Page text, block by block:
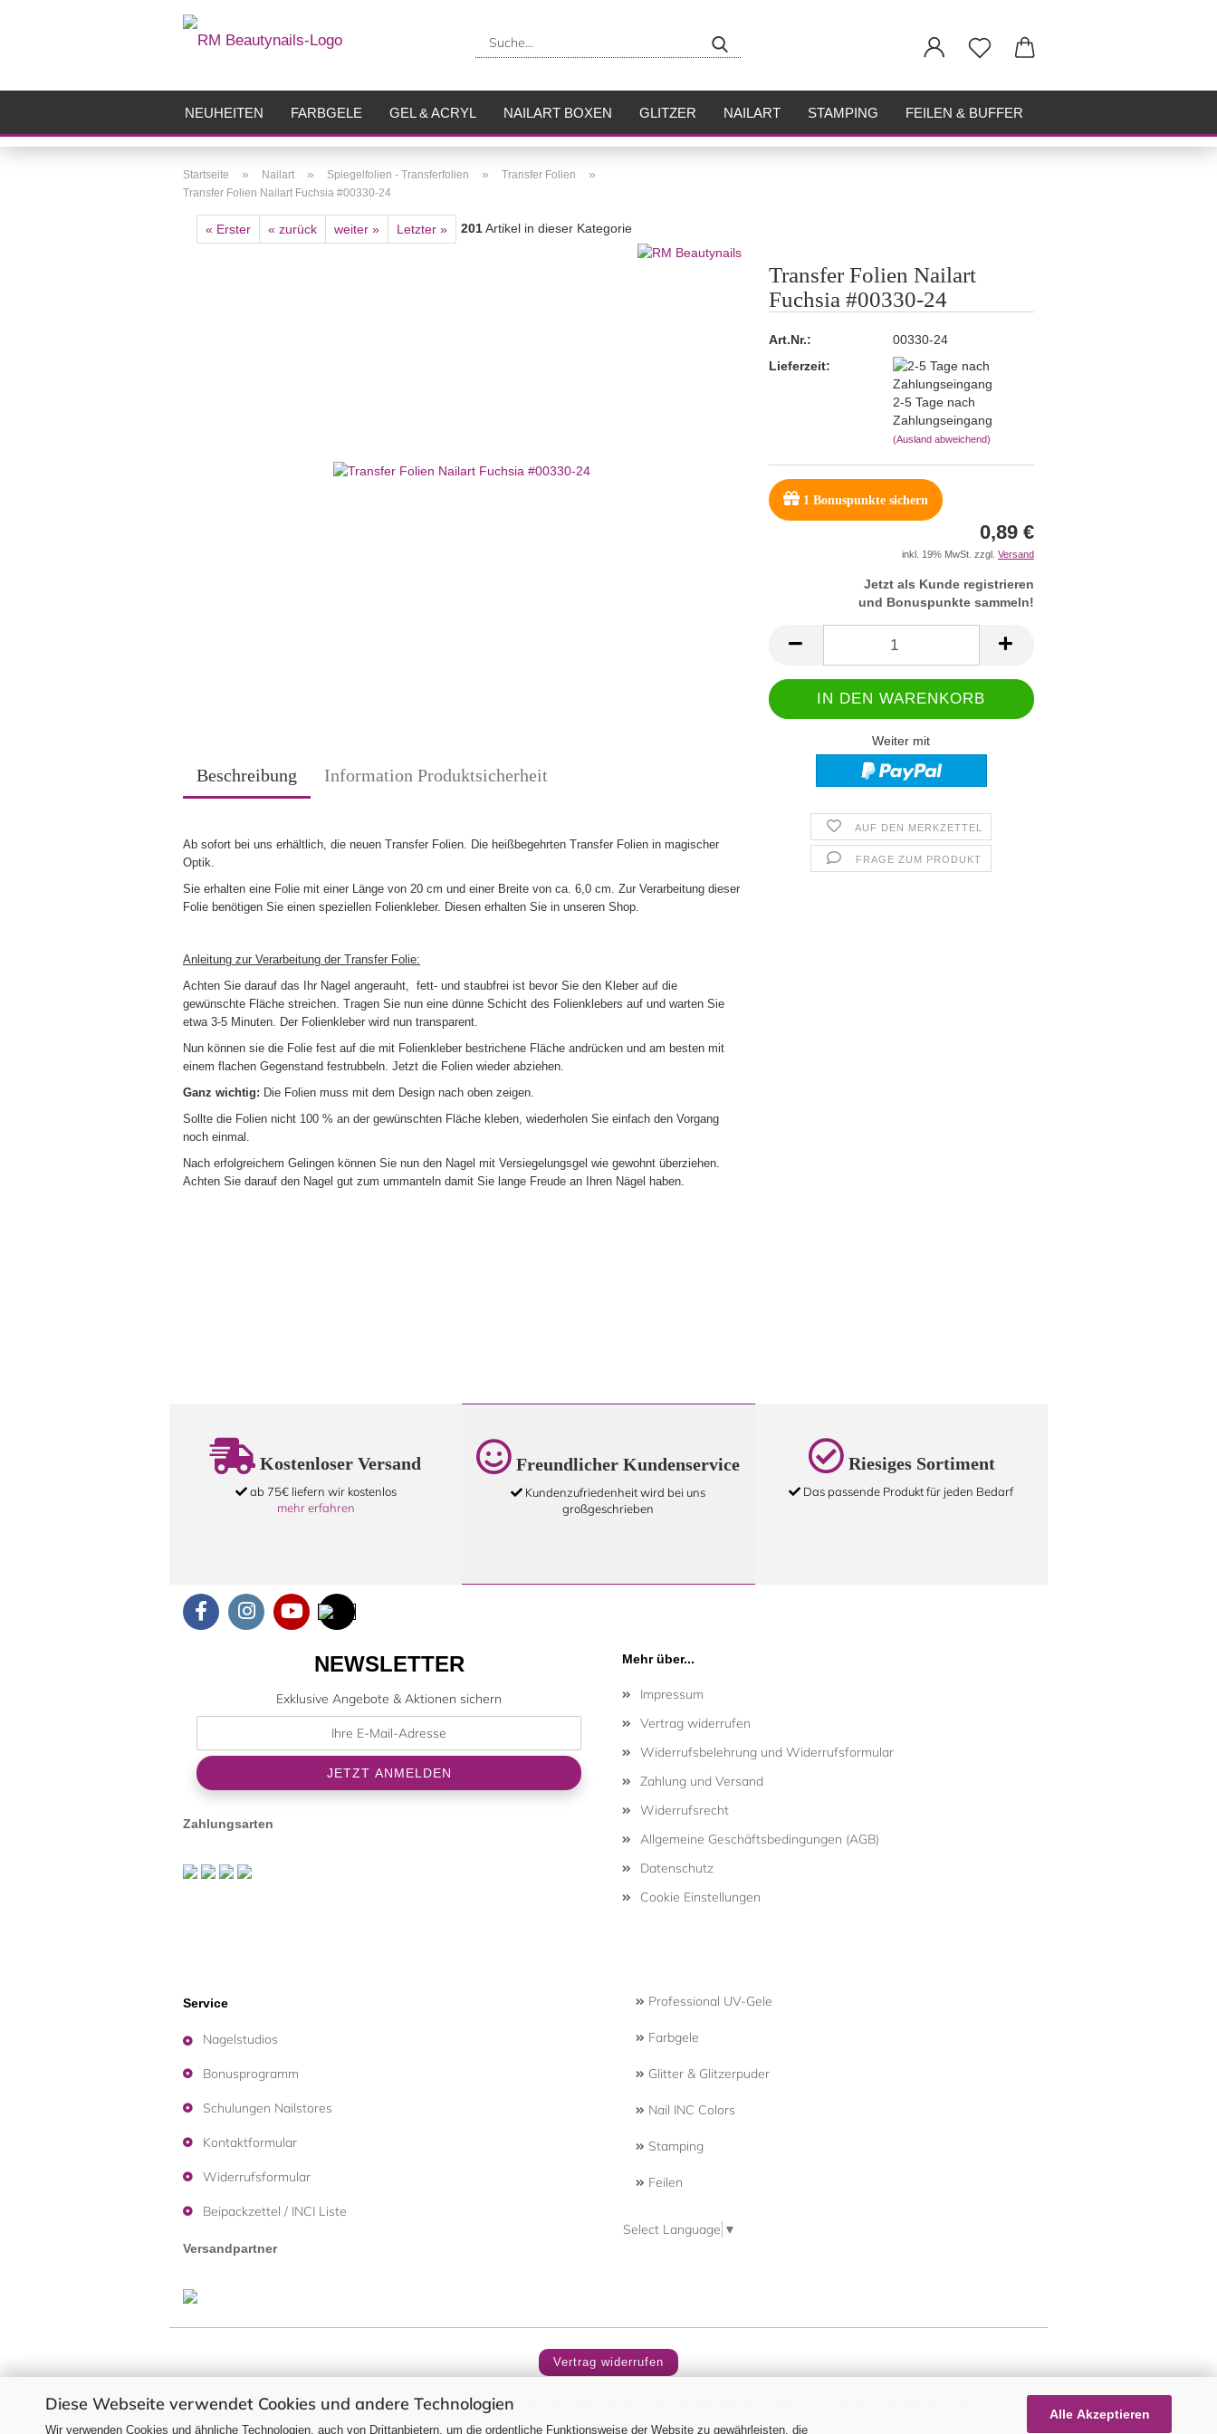
Diese Webseite verwendet Cookies und andere Technologien
Wir verwenden Cookies und ähnliche Technologien, auch von Drittanbietern, um die ordentliche Funktionsweise der Website zu gewährleisten, die
Alle Akzeptieren
NEUHEITEN FARBGELE GEL & ACRYL NAILART BOXEN GLITZER NAILART STAMPING FEILEN & BUFFER
Startseite » Nailart » Spiegelfolien - Transferfolien » Transfer Folien »
Transfer Folien Nailart Fuchsia #00330-24
« Erster « zurück weiter » Letzter » 201Artikel in dieser Kategorie
Transfer Folien Nailart
Fuchsia #00330-24
Art.Nr.:
00330-24
Lieferzeit:
2-5 Tage nach
Zahlungseingang
(Ausland abweichend)
1Bonuspunkte sichern
0,89 €
inkl. 19% MwSt. zzgl. Versand
Jetzt als Kunde registrieren
und Bonuspunkte sammeln!
Weiter mit
AUF DEN MERKZETTEL
FRAGE ZUM PRODUKT
Beschreibung Information Produktsicherheit
Ab sofort bei uns erhältlich, die neuen Transfer Folien. Die heißbegehrten Transfer Folien in magischer
Optik.
Sie erhalten eine Folie mit einer Länge von 20 cm und einer Breite von ca. 6,0 cm. Zur Verarbeitung dieser
Folie benötigen Sie einen speziellen Folienkleber. Diesen erhalten Sie in unseren Shop.
Anleitung zur Verarbeitung der Transfer Folie:
Achten Sie darauf das Ihr Nagel angerauht, fett- und staubfrei ist bevor Sie den Kleber auf die
gewünschte Fläche streichen. Tragen Sie nun eine dünne Schicht des Folienklebers auf und warten Sie
etwa 3-5 Minuten. Der Folienkleber wird nun transparent.
Nun können sie die Folie fest auf die mit Folienkleber bestrichene Fläche andrücken und am besten mit
einem flachen Gegenstand festrubbeln. Jetzt die Folien wieder abziehen.
Ganz wichtig: Die Folien muss mit dem Design nach oben zeigen.
Sollte die Folien nicht 100 % an der gewünschten Fläche kleben, wiederholen Sie einfach den Vorgang
noch einmal.
Nach erfolgreichem Gelingen können Sie nun den Nagel mit Versiegelungsgel wie gewohnt überziehen.
Achten Sie darauf den Nagel gut zum ummanteln damit Sie lange Freude an Ihren Nägel haben.
Kostenloser Versand
ab 75€ liefern wir kostenlos
mehr erfahren
Freundlicher Kundenservice
Kundenzufriedenheit wird bei uns
großgeschrieben
Riesiges Sortiment
Das passende Produkt für jeden Bedarf
NEWSLETTER
Exklusive Angebote & Aktionen sichern
Zahlungsarten
Mehr über...
Impressum
Vertrag widerrufen
Widerrufsbelehrung und Widerrufsformular
Zahlung und Versand
Widerrufsrecht
Allgemeine Geschäftsbedingungen (AGB)
Datenschutz
Cookie Einstellungen
Service
Nagelstudios
Bonusprogramm
Schulungen Nailstores
Kontaktformular
Widerrufsformular
Beipackzettel / INCI Liste
Versandpartner
Professional UV-Gele
Farbgele
Glitter & Glitzerpuder
Nail INC Colors
Stamping
Feilen
Select Language ▼
Vertrag widerrufen
Alle Preise verstehen sich inklusive der gesetzlichen Mehrwertsteuer, zzgl.
RM Beautynails ©2026